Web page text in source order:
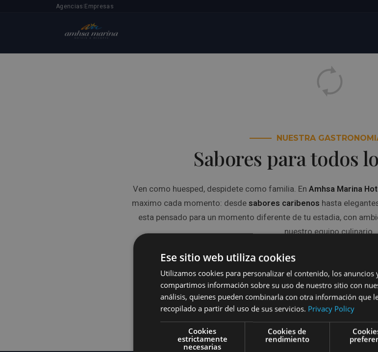
Agencias Empresas
NUESTRA
Sabores para todos
Ven como huesped, despidete como familia. En Amhsa Marina
maximo cada momento: desdesabores caribenos hasta
esta pensado para un momento diferente de tu estadia, con
nuestro equipo culinario.
Cargando...
Ese sitio web utiliza cookies
Utilizamos cookies para personalizar el contenido, los
compartimos información sobre su uso de nuestro sitio con
análisis, quienes pueden combinarla con otra información que
recopilado a partir del uso de sus servicios. Privacy Policy
Cookies
estrictamente
necesarias
Cookies de
rendimiento